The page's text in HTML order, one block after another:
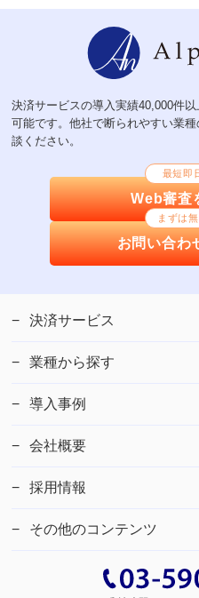
決済サービスの導入実績40,000件
可能です。他社で断られやすい業
談ください。
最短即
Web審査
まずは
お問い合わ
決済サービス
業種から探す
導入事例
会社概要
採用情報
その他のコンテンツ